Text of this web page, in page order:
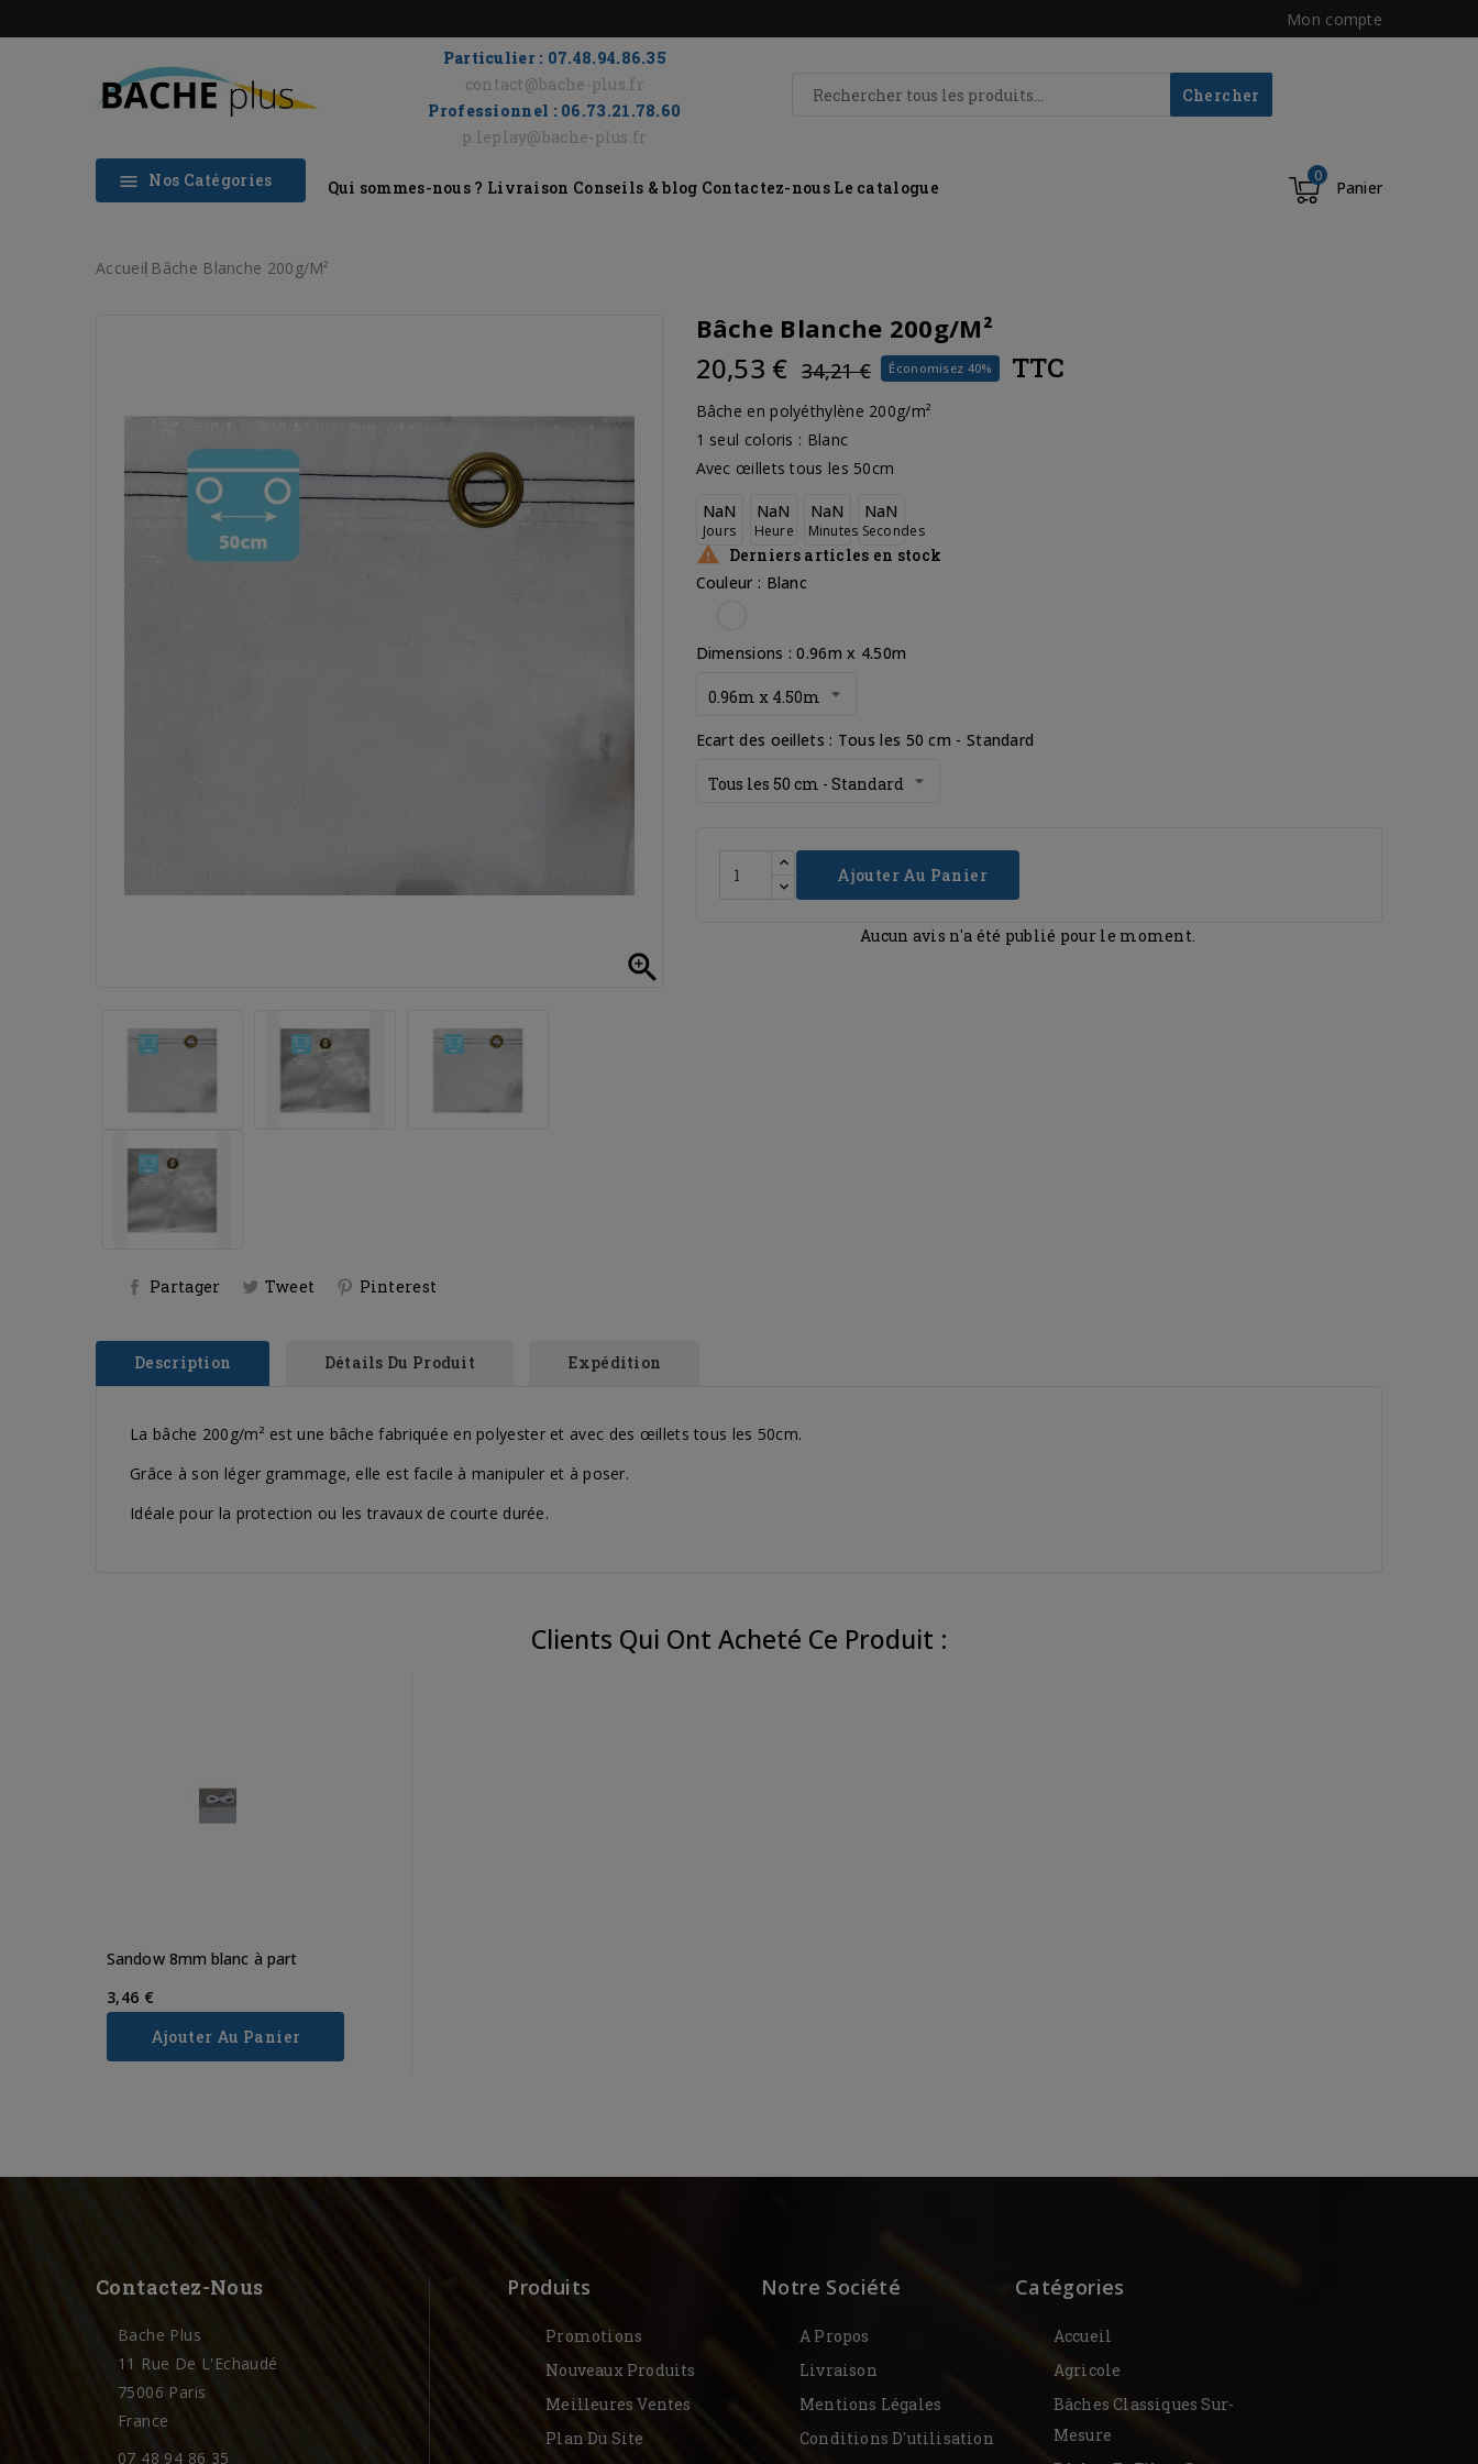
Mon compte
Particulier : 07.48.94.86.35
contact@bache-plus.fr
Professionnel : 06.73.21.78.60
p.leplay@bache-plus.fr
Chercher
 Nos Catégories Qui sommes-nous ? Livraison Conseils & blog Contactez-nous Le catalogue
0
Panier
Accueil Bâche Blanche 200g/m²

Partager Tweet Pinterest
Bâche Blanche 200g/m²
20,53 € 34,21 € Économisez 40% TTC
Bâche en polyéthylène 200g/m²
1 seul coloris : Blanc
Avec œillets tous les 50cm
NaN
Jours
NaN
Heure
NaN
Minutes
NaN
Secondes
 Derniers articles en stock
Couleur : Blanc
Dimensions : 0.96m x 4.50m
Ecart des oeillets : Tous les 50 cm - Standard
Ajouter Au Panier
Description Détails Du Produit Expédition
La bâche 200g/m² est une bâche fabriquée en polyester et avec des œillets tous les 50cm.
Grâce à son léger grammage, elle est facile à manipuler et à poser.
Idéale pour la protection ou les travaux de courte durée.
Aucun avis n'a été publié pour le moment.
Clients Qui Ont Acheté Ce Produit :
Sandow 8mm blanc à part
3,46 €
Ajouter Au Panier
Contactez-Nous
Bache Plus
11 Rue De L'Echaudé
75006 Paris
France
07 48 94 86 35
Produits
Promotions
Nouveaux Produits
Meilleures Ventes
Plan Du Site
Notre Société
A Propos
Livraison
Mentions Légales
Conditions D'utilisation
Catégories
Accueil
Agricole
Bâches Classiques Sur-
Mesure